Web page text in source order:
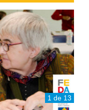
1 de 13